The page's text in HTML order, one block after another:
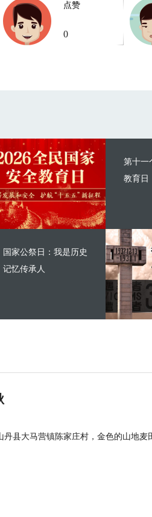
点赞
0
第十一
教育日
国家公祭日：我是历史
记忆传承人
丹县大马营镇陈家庄村，金色的山地麦